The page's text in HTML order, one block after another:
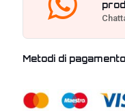
Metodi di pagamento